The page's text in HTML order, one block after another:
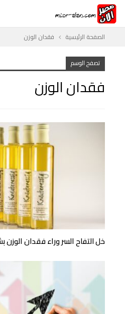
الصفحة الرئيسية فقدان الوزن
تصفح الوسم
فقدان الوزن
خل التفاح السر وراء فقدان